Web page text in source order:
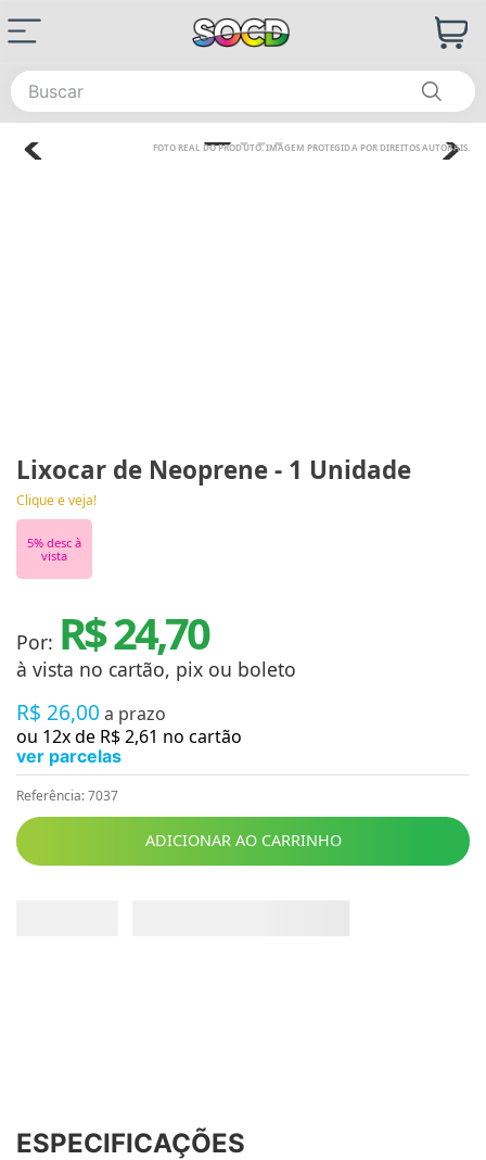
Buscar
Lixocar de Neoprene - 1 Unidade
Clique e veja!
5% desc à
vista
Por: R$ 24,70
à vista no cartão, pix ou boleto
R$ 26,00 a prazo
ou 12x de R$2,61 no cartão
ver parcelas
Referência:7037
ADICIONAR AO CARRINHO
ESPECIFICAÇÕES